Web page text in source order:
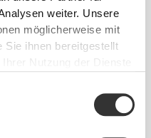
weiter. Unsere
möglicherweise mit
Sie ihnen bereitgestellt
Stretchstoff, weil sie
dass du gut aussiehst,
du dich wohlfühlst.
REVOKNIT